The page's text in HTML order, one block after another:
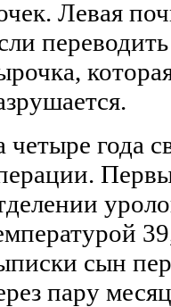
Левая
четыре года
сын
пару